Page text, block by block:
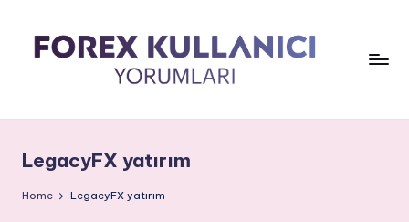
LegacyFX yatırım
Home LegacyFX yatırım